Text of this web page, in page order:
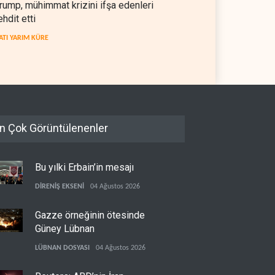
mühimmat krizini ifşa edenleri
etti
YARIM KÜRE
Çok Görüntülenenler
Bu yılki Erbain’in mesajı
DİRENİŞ EKSENİ 04 Ağustos 2026
Gazze örneğinin ötesinde
Güney Lübnan
LÜBNAN DOSYASI 04 Ağustos 2026